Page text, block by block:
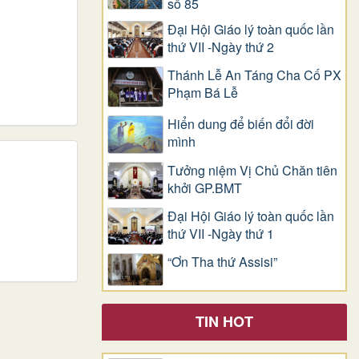
Đại Hội Giáo lý toàn quốc lần
thứ VII -Ngày thứ 2
Thánh Lễ An Táng Cha Cố PX
Phạm Bá Lễ
Hiển dung để biến đổi đời
mình
Tưởng niệm Vị Chủ Chăn tiên
khởi GP.BMT
Đại Hội Giáo lý toàn quốc lần
thứ VII -Ngày thứ 1
“Ơn Tha thứ Assisi”
TIN HOT